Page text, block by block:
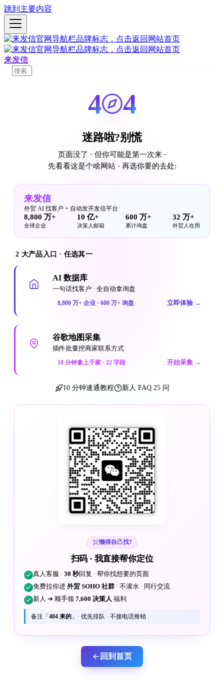
跳到主要内容
来发信
4 4
迷路啦?别慌
页面没了 · 但你可能是第一次来 ·
先看看这是个啥网站 · 再选你要的去处:
来发信
外贸 AI 找客户 + 自动发开发信平台
8,800 万+
全球企业
10 亿+
决策人邮箱
600 万+
累计询盘
32 万+
外贸人在用
2 大产品入口 · 任选其一
AI 数据库
一句话找客户 · 全自动拿询盘
8,800 万+ 企业 · 600 万+ 询盘 立即体验 →
谷歌地图采集
插件批量挖商家联系方式
10 分钟拿上千家 · 22 字段 开始采集 →
10 分钟速通教程 新人 FAQ 25 问
懒得自己找?
扫码 · 我直接帮你定位
真人客服 ·30 秒回复 · 帮你找想要的页面
免费拉你进外贸 SOHO 社群 · 不灌水 · 同行交流
新人 ➜ 顺手领7,600 决策人 福利
备注「404 来的 」· 优先排队 · 不接电话推销
回到首页